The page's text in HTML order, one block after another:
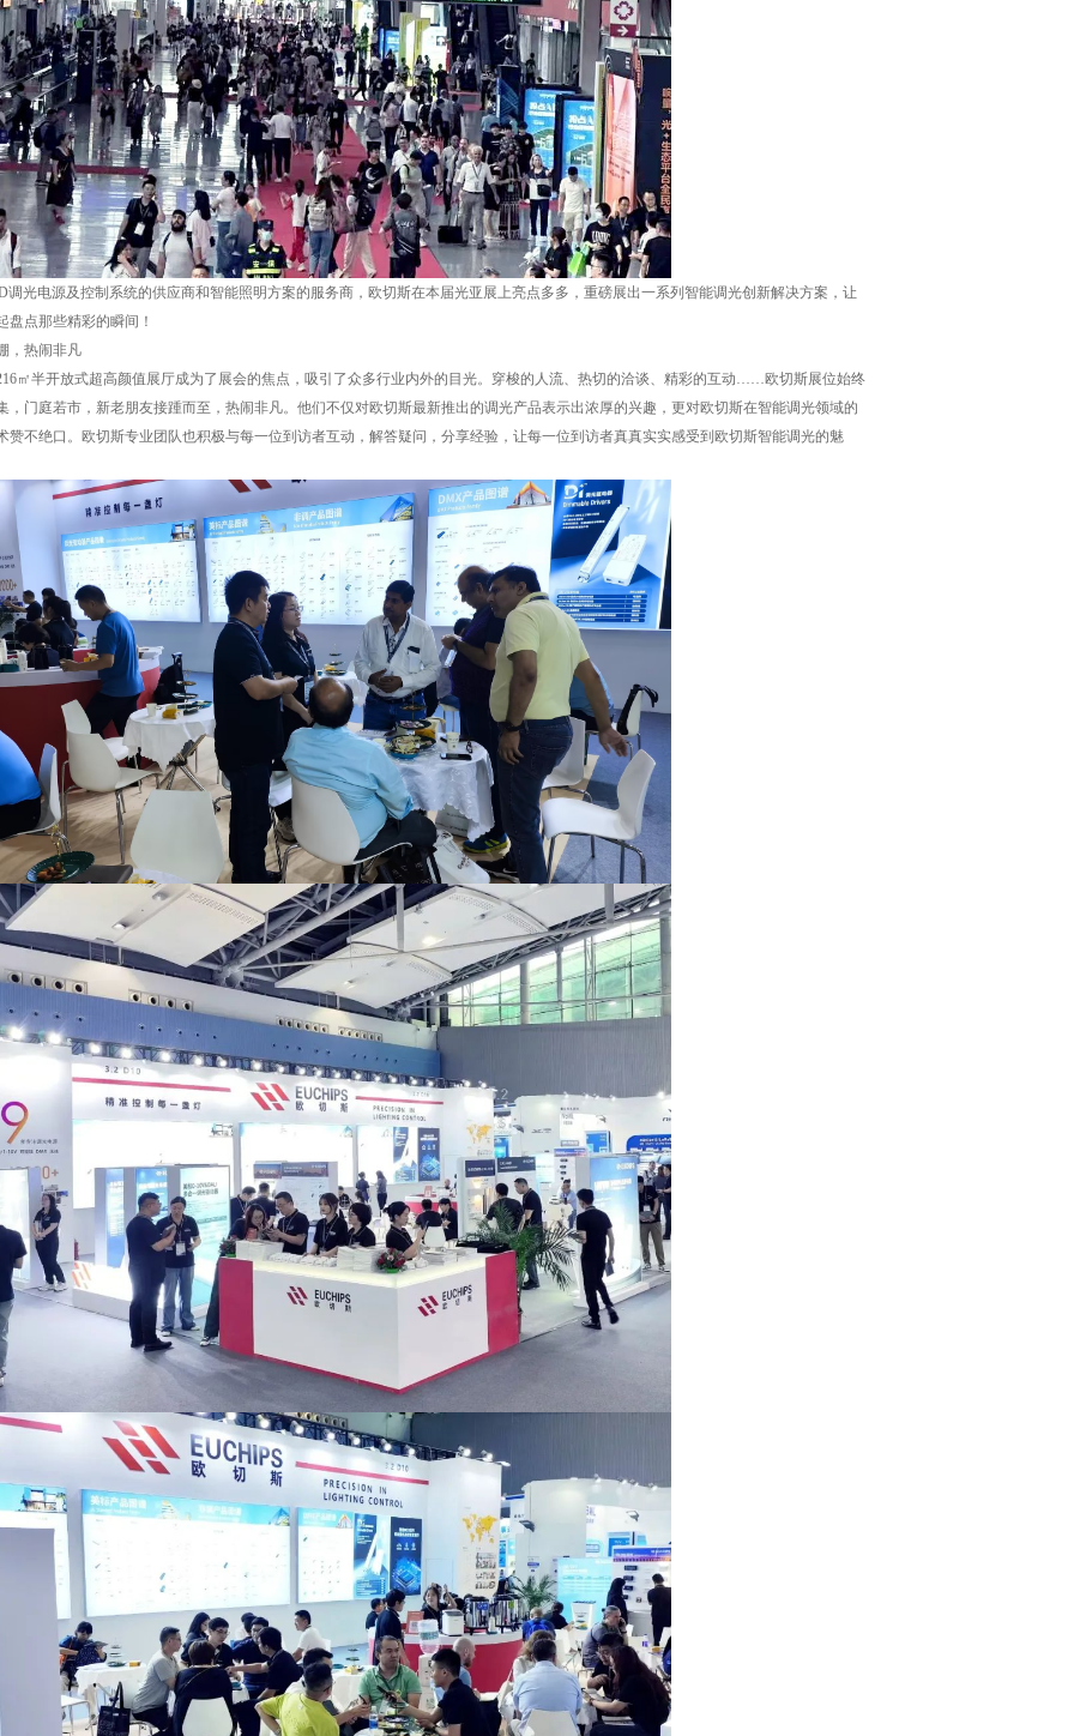
调光电源及控制系统的供应商和智能照明方案的服务商，欧切斯在本届光亚展上亮点多多，重磅展出一系列智能调光创新解决方案，让
盘点那些精彩的瞬间！
，热闹非凡
㎡半开放式超高颜值展厅成为了展会的焦点，吸引了众多行业内外的目光。穿梭的人流、热切的洽谈、精彩的互动……欧切斯展位始终
，门庭若市，新老朋友接踵而至，热闹非凡。他们不仅对欧切斯最新推出的调光产品表示出浓厚的兴趣，更对欧切斯在智能调光领域的
赞不绝口。欧切斯专业团队也积极与每一位到访者互动，解答疑问，分享经验，让每一位到访者真真实实感受到欧切斯智能调光的魅